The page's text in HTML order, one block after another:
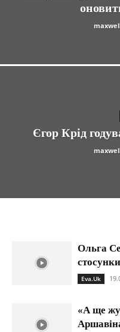
Єгор Крід
Ольга
Eva.Uk
«А ще